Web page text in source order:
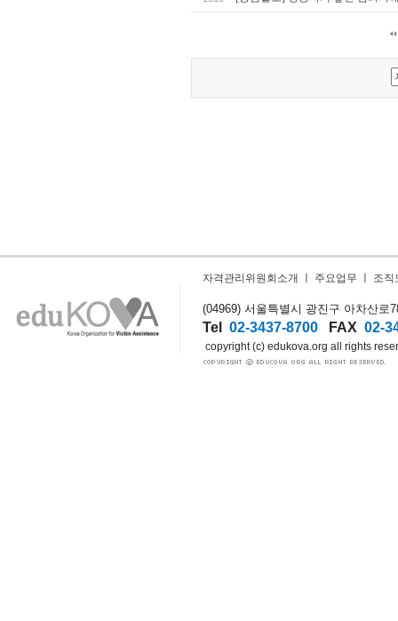
자격관리위원회소개 주요업무 조직
(04969) 서울특별시 광진구 아차산로
Tel 02-3437-8700 FAX 02-
copyright (c) edukova.org all rights